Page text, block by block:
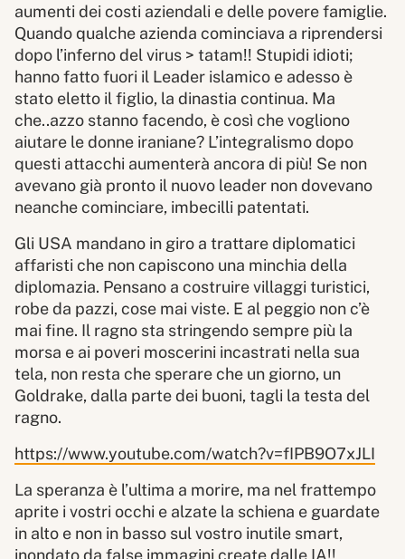
aumenti dei costi aziendali e delle povere famiglie.
Quando qualche azienda cominciava a riprendersi
dopo l’inferno del virus > tatam!! Stupidi idioti;
hanno fatto fuori il Leader islamico e adesso è
stato eletto il figlio, la dinastia continua. Ma
che..azzo stanno facendo, è così che vogliono
aiutare le donne iraniane? L’integralismo dopo
questi attacchi aumenterà ancora di più! Se non
avevano già pronto il nuovo leader non dovevano
neanche cominciare, imbecilli patentati.
Gli USA mandano in giro a trattare diplomatici
affaristi che non capiscono una minchia della
diplomazia. Pensano a costruire villaggi turistici,
robe da pazzi, cose mai viste. E al peggio non c’è
mai fine. Il ragno sta stringendo sempre più la
morsa e ai poveri moscerini incastrati nella sua
tela, non resta che sperare che un giorno, un
Goldrake, dalla parte dei buoni, tagli la testa del
ragno.
https://www.youtube.com/watch?v=fIPB9O7xJLI
La speranza è l’ultima a morire, ma nel frattempo
aprite i vostri occhi e alzate la schiena e guardate
in alto e non in basso sul vostro inutile smart,
inondato da false immagini create dalle IA!!